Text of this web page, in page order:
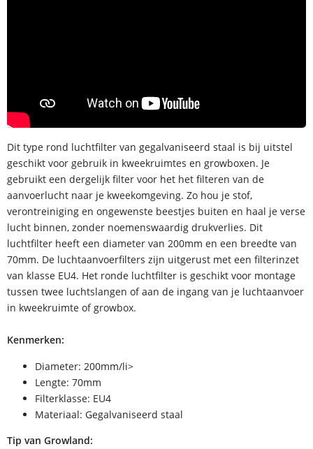
Dit type rond luchtfilter van gegalvaniseerd staal is bij uitstel
geschikt voor gebruik in kweekruimtes en growboxen. Je
gebruikt een dergelijk filter voor het het filteren van de
aanvoerlucht naar je kweekomgeving. Zo hou je stof,
verontreiniging en ongewenste beestjes buiten en haal je verse
lucht binnen, zonder noemenswaardig drukverlies. Dit
luchtfilter heeft een diameter van 200mm en een breedte van
70mm. De luchtaanvoerfilters zijn uitgerust met een filterinzet
van klasse EU4. Het ronde luchtfilter is geschikt voor montage
tussen twee luchtslangen of aan de ingang van je luchtaanvoer
in kweekruimte of growbox.
Kenmerken:
Diameter: 200mm/li>
Lengte: 70mm
Filterklasse: EU4
Materiaal: Gegalvaniseerd staal
Tip van Growland: